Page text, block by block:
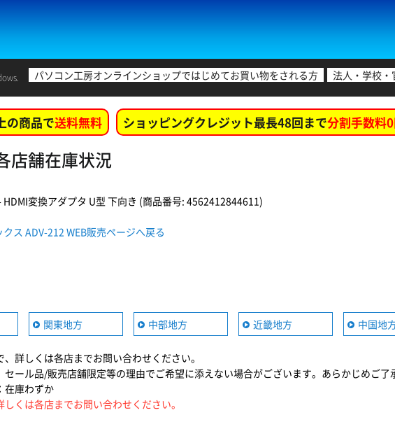
パソコン工房オンラインショップではじめてお買い物をされる方 法人・学校
の商品で送料無料 ショッピングクレジット最長48回まで分割手数料
店舗在庫状況
HDMI変換アダプタ U型 下向き (商品番号: 4562412844611)
クス ADV-212 WEB販売ページへ戻る
関東地方 中部地方 近畿地方 中国地
詳しくは各店までお問い合わせください。
ール品/販売店舗限定等の理由でご希望に添えない場合がございます。あらかじめご了
在庫わずか
くは各店までお問い合わせください。